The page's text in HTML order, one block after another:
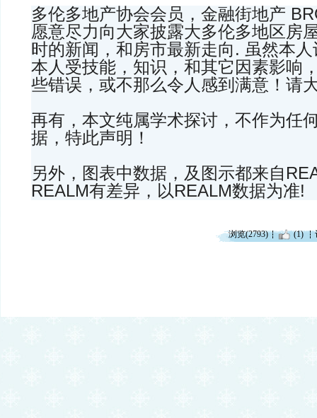
多伦多地产协会会员，金融街地产
愿意尽力向大家披露大多伦多地区房
时的新闻，和房市最新走向. 虽然本
本人受技能，知识，和其它因素影响
些错误，或不那么令人感到满意！请
再有，本文纯属学术探讨，不作为任
据，特此声明！
另外，图表中数据，及图示都来自
REALM有差异，以REALM数据为准!
浏览(2793) (1)